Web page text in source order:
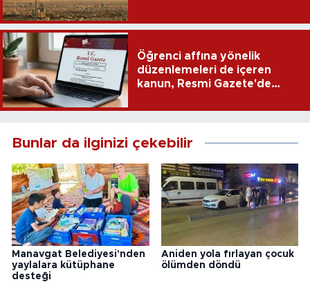
Öğrenci affına yönelik
düzenlemeleri de içeren
kanun, Resmi Gazete'de
Bunlar da ilginizi çekebilir
Manavgat Belediyesi'nden
yaylalara kütüphane
desteği
Aniden yola fırlayan çocuk
ölümden döndü